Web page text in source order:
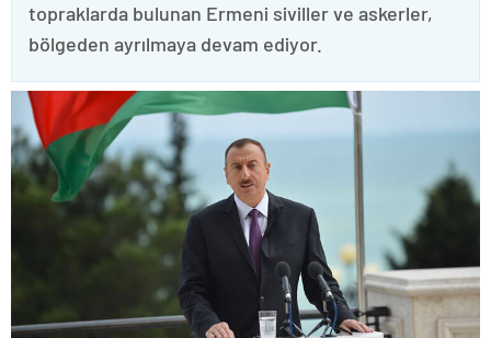
topraklarda bulunan Ermeni siviller ve askerler,
bölgeden ayrılmaya devam ediyor.